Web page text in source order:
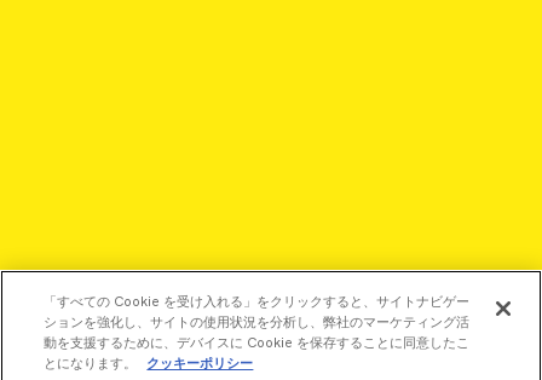
「すべての Cookie を受け入れる」をクリックすると、サイトナビゲー
ションを強化し、サイトの使用状況を分析し、弊社のマーケティング活
動を支援するために、デバイスに Cookie を保存することに同意したこ
とになります。
クッキーポリシー